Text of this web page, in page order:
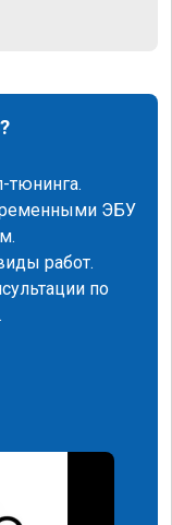
тюнинга.
ЭБУ
работ.
по